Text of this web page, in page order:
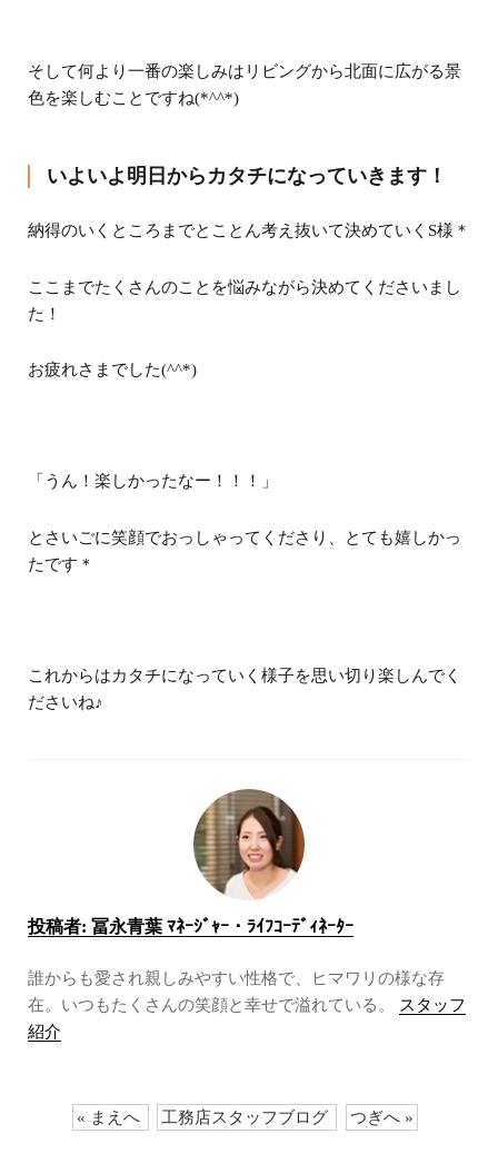
そして何より一番の楽しみはリビングから北面に広がる景
色を楽しむことですね(*^^*)
いよいよ明日からカタチになっていきます！
納得のいくところまでとことん考え抜いて決めていくS様＊
ここまでたくさんのことを悩みながら決めてくださいまし
た！
お疲れさまでした(^^*)
「うん！楽しかったなー！！！」
とさいごに笑顔でおっしゃってくださり、とても嬉しかっ
たです＊
これからはカタチになっていく様子を思い切り楽しんでく
ださいね♪
投稿者: 冨永青葉 ﾏﾈｰｼﾞｬｰ・ﾗｲﾌｺｰﾃﾞｨﾈｰﾀｰ
誰からも愛され親しみやすい性格で、ヒマワリの様な存
在。いつもたくさんの笑顔と幸せで溢れている。
スタッフ
紹介
« まえへ 工務店スタッフブログ つぎへ »